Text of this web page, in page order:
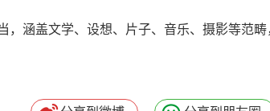
涵盖文学、设想、片子、音乐、摄影等范畴